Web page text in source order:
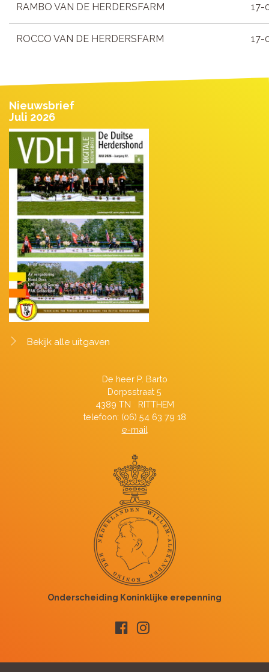
RAMBO VAN DE HERDERSFARM 17-
ROCCO VAN DE HERDERSFARM 17-
Nieuwsbrief
Juli 2026
Bekijk alle uitgaven
De heer P. Barto
Dorpsstraat 5
4389 TN RITTHEM
telefoon: (06) 54 63 79 18
e-mail